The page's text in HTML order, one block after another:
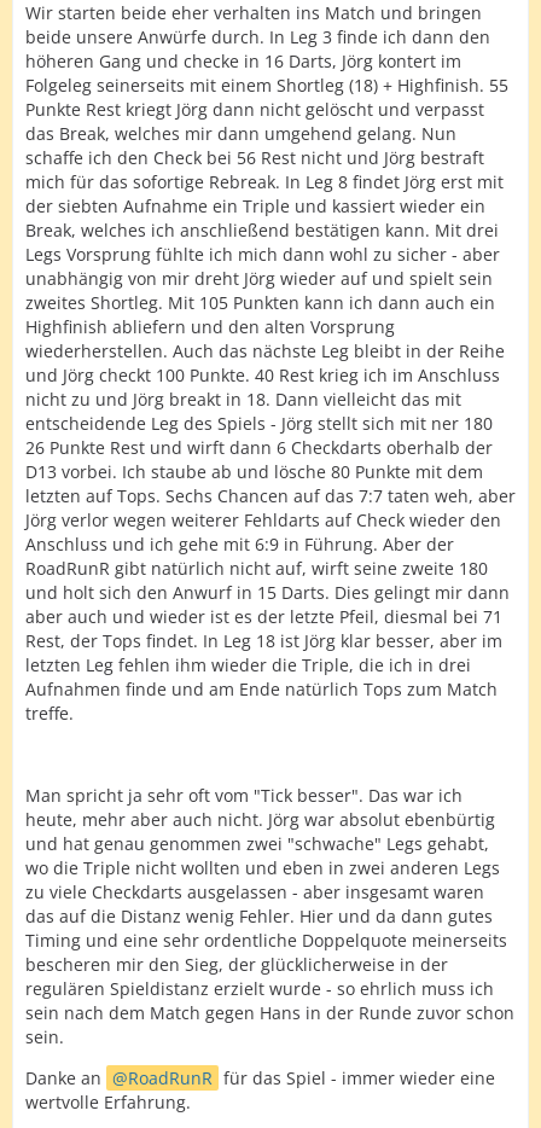
Wir starten beide eher verhalten ins Match und bringen
beide unsere Anwürfe durch. In Leg 3 finde ich dann den
höheren Gang und checke in 16 Darts, Jörg kontert im
Folgeleg seinerseits mit einem Shortleg (18) + Highfinish. 55
Punkte Rest kriegt Jörg dann nicht gelöscht und verpasst
das Break, welches mir dann umgehend gelang. Nun
schaffe ich den Check bei 56 Rest nicht und Jörg bestraft
mich für das sofortige Rebreak. In Leg 8 findet Jörg erst mit
der siebten Aufnahme ein Triple und kassiert wieder ein
Break, welches ich anschließend bestätigen kann. Mit drei
Legs Vorsprung fühlte ich mich dann wohl zu sicher - aber
unabhängig von mir dreht Jörg wieder auf und spielt sein
zweites Shortleg. Mit 105 Punkten kann ich dann auch ein
Highfinish abliefern und den alten Vorsprung
wiederherstellen. Auch das nächste Leg bleibt in der Reihe
und Jörg checkt 100 Punkte. 40 Rest krieg ich im Anschluss
nicht zu und Jörg breakt in 18. Dann vielleicht das mit
entscheidende Leg des Spiels - Jörg stellt sich mit ner 180
26 Punkte Rest und wirft dann 6 Checkdarts oberhalb der
D13 vorbei. Ich staube ab und lösche 80 Punkte mit dem
letzten auf Tops. Sechs Chancen auf das 7:7 taten weh, aber
Jörg verlor wegen weiterer Fehldarts auf Check wieder den
Anschluss und ich gehe mit 6:9 in Führung. Aber der
RoadRunR gibt natürlich nicht auf, wirft seine zweite 180
und holt sich den Anwurf in 15 Darts. Dies gelingt mir dann
aber auch und wieder ist es der letzte Pfeil, diesmal bei 71
Rest, der Tops findet. In Leg 18 ist Jörg klar besser, aber im
letzten Leg fehlen ihm wieder die Triple, die ich in drei
Aufnahmen finde und am Ende natürlich Tops zum Match
treffe.
Man spricht ja sehr oft vom "Tick besser". Das war ich
heute, mehr aber auch nicht. Jörg war absolut ebenbürtig
und hat genau genommen zwei "schwache" Legs gehabt,
wo die Triple nicht wollten und eben in zwei anderen Legs
zu viele Checkdarts ausgelassen - aber insgesamt waren
das auf die Distanz wenig Fehler. Hier und da dann gutes
Timing und eine sehr ordentliche Doppelquote meinerseits
bescheren mir den Sieg, der glücklicherweise in der
regulären Spieldistanz erzielt wurde - so ehrlich muss ich
sein nach dem Match gegen Hans in der Runde zuvor schon
sein.
Danke an
RoadRunR für das Spiel - immer wieder eine
wertvolle Erfahrung.